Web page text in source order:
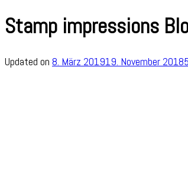
Stamp impressions
Updated on 8. März 201919. November 2018